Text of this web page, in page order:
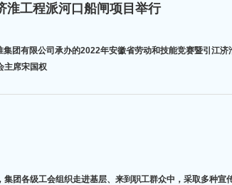
淮工程派河口船闸项目举行
团有限公司承办的2022年安徽省劳动和技能竞赛暨引江
主席宋国权
团各级工会组织走进基层、来到职工群众中，采取多种宣